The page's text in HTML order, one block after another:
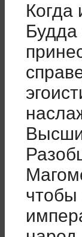
Когда
Будда
чтобы